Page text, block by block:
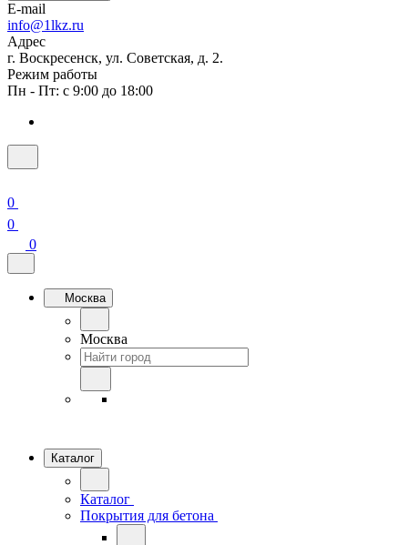
E-mail
info@1lkz.ru
Адрес
г. Воскресенск, ул. Советская, д. 2.
Режим работы
Пн - Пт: с 9:00 до 18:00
0
0
0
Москва
Москва
Каталог
Каталог
Покрытия для бетона